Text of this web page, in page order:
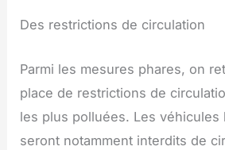
Des restrictions de circulation
Parmi les mesures phares, on
place de restrictions de
les plus polluées. Les véhicules
seront notamment interdits de